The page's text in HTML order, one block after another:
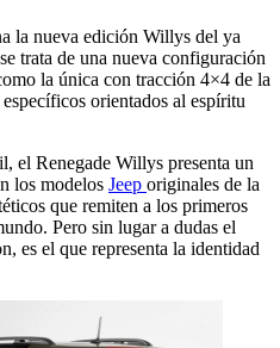
la nueva edición Willys del ya
trata de una nueva configuración
la única con tracción 4×4 de la
orientados al espíritu
el Renegade Willys presenta un
los modelos Jeep originales de la
que remiten a los primeros
Pero sin lugar a dudas el
es el que representa la identidad